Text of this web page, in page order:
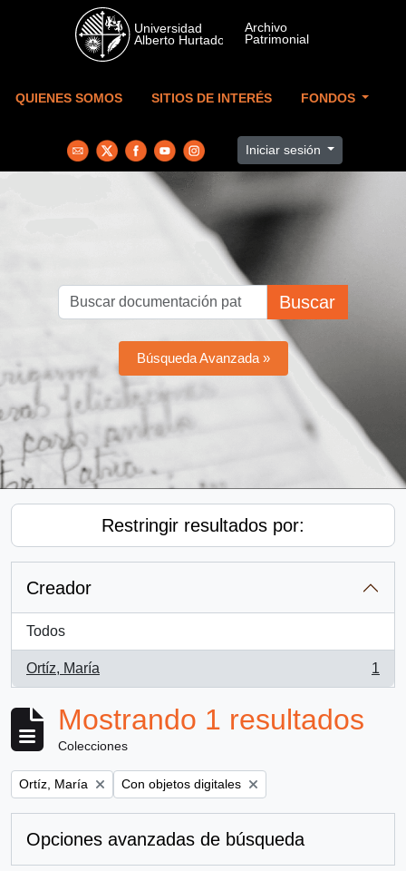
Skip to main content
QUIENES SOMOS SITIOS DE INTERÉS FONDOS
Iniciar sesión
Buscar
Búsqueda Avanzada »
Restringir resultados por:
Creador
Todos
Ortíz, María
, 1 resultados
1
Mostrando 1 resultados
Colecciones
Remove filter:
Ortíz, María Remove filter:
Con objetos digitales
Opciones avanzadas de búsqueda